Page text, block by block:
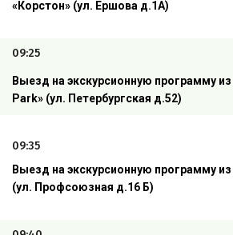
«Корстон» (ул. Ершова д.1А)
09:25
Выезд на экскурсионную программу
Park» (ул. Петербургская д.52)
09:35
Выезд на экскурсионную программу
(ул. Профсоюзная д.16 Б)